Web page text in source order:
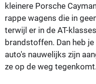
kleinere Porsche
rappe wagens die in
terwijl er in de AT-
brandstoffen. Dan heb
auto's nauwelijks zijn
ze op de weg tegenkomt.